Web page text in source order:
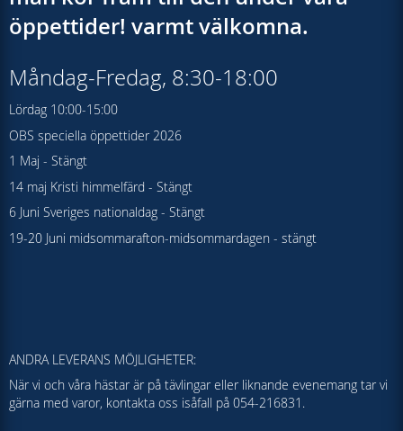
öppettider! varmt välkomna.
Måndag-Fredag, 8:30-18:00
Lördag 10:00-15:00
OBS speciella öppettider 2026
1 Maj - Stängt
14 maj Kristi himmelfärd - Stängt
6 Juni Sveriges nationaldag - Stängt
19-20 Juni midsommarafton-midsommardagen - stängt
ANDRA LEVERANS MÖJLIGHETER:
När vi och våra hästar är på tävlingar eller liknande evenemang tar vi
gärna med varor, kontakta oss isåfall på 054-216831.